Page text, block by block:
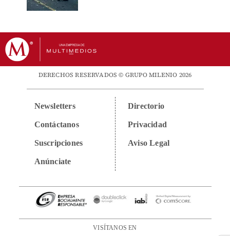
DERECHOS RESERVADOS © GRUPO MILENIO 2026
Newsletters
Contáctanos
Suscripciones
Anúnciate
Directorio
Privacidad
Aviso Legal
VISÍTANOS EN